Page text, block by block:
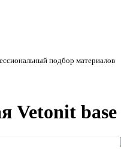
подбор материалов
Vetonit base